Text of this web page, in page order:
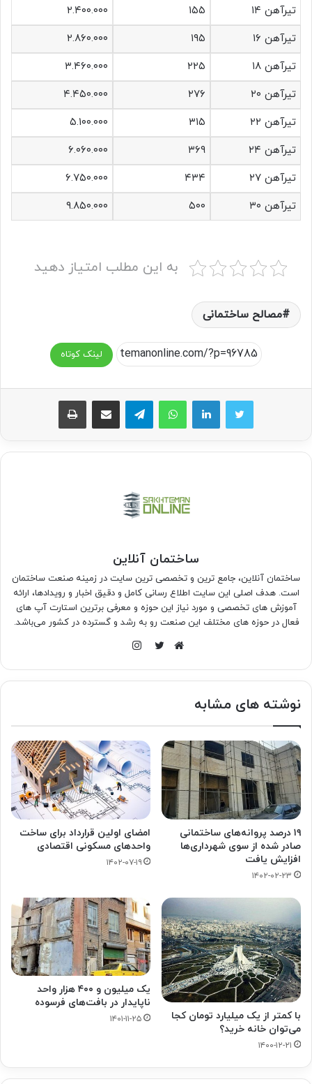
تیرآهن ۱۴
۱۵۵
۲.۴۰۰.۰۰۰
تیرآهن ۱۶
۱۹۵
۲.۸۶۰.۰۰۰
تیرآهن ۱۸
۲۲۵
۳.۴۶۰.۰۰۰
تیرآهن ۲۰
۲۷۶
۴.۴۵۰.۰۰۰
تیرآهن ۲۲
۳۱۵
۵.۱۰۰.۰۰۰
تیرآهن ۲۴
۳۶۹
۶.۰۶۰.۰۰۰
تیرآهن ۲۷
۴۳۴
۶.۷۵۰.۰۰۰
تیرآهن ۳۰
۵۰۰ ۹.۸۵۰.۰۰۰
به این مطلب امتیاز دهید
مصالح ساختمانی
لینک کوتاه
واتس آپ تلگرام اشتراک گذاری از طریق ایمیل چاپ
ساختمان آنلاین
ساختمان آنلاین، جامع ترین و تخصصی ترین سایت در زمینه صنعت ساختمان
است. هدف اصلی این سایت اطلاع رسانی کامل و دقیق اخبار و رویدادها، ارائه
آموزش های تخصصی و مورد نیاز این حوزه و معرفی برترین استارت آپ های
فعال در حوزه های مختلف این صنعت رو به رشد و گسترده در کشور می‌باشد.
نوشته های مشابه
۱۹ درصد پروانه‌های ساختمانی
صادر شده از سوی شهرداری‌ها
افزایش یافت
۱۴۰۲-۰۲-۲۳
امضای اولین قرارداد برای ساخت
واحدهای مسکونی اقتصادی
۱۴۰۲-۰۷-۱۹
با کمتر از یک میلیارد تومان کجا
می‌توان خانه خرید؟
۱۴۰۰-۱۲-۲۱
یک میلیون و ۴۰۰ هزار واحد
ناپایدار در بافت‌های فرسوده
۱۴۰۱-۱۱-۲۵